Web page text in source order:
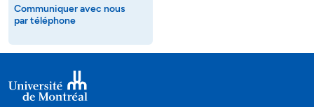
Communiquer avec nous
par téléphone